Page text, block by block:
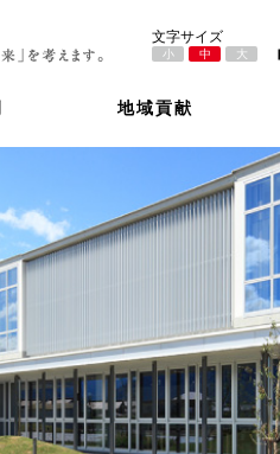
小 中 大
地域貢献